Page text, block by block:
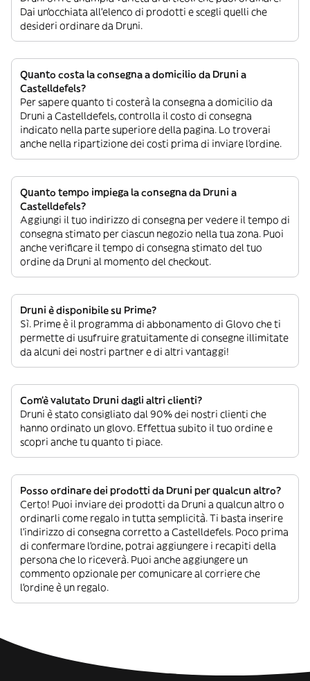
Dai un’occhiata all’elenco di prodotti e scegli quelli che
desideri ordinare da Druni.
Quanto costa la consegna a domicilio da Druni a
Castelldefels?
Per sapere quanto ti costerà la consegna a domicilio da
Druni a Castelldefels, controlla il costo di consegna
indicato nella parte superiore della pagina. Lo troverai
anche nella ripartizione dei costi prima di inviare l’ordine.
Quanto tempo impiega la consegna da Druni a
Castelldefels?
Aggiungi il tuo indirizzo di consegna per vedere il tempo di
consegna stimato per ciascun negozio nella tua zona. Puoi
anche verificare il tempo di consegna stimato del tuo
ordine da Druni al momento del checkout.
Druni è disponibile su Prime?
Sì. Prime è il programma di abbonamento di Glovo che ti
permette di usufruire gratuitamente di consegne illimitate
da alcuni dei nostri partner e di altri vantaggi!
Com’è valutato Druni dagli altri clienti?
Druni è stato consigliato dal 90% dei nostri clienti che
hanno ordinato un glovo. Effettua subito il tuo ordine e
scopri anche tu quanto ti piace.
Posso ordinare dei prodotti da Druni per qualcun altro?
Certo! Puoi inviare dei prodotti da Druni a qualcun altro o
ordinarli come regalo in tutta semplicità. Ti basta inserire
l’indirizzo di consegna corretto a Castelldefels. Poco prima
di confermare l’ordine, potrai aggiungere i recapiti della
persona che lo riceverà. Puoi anche aggiungere un
commento opzionale per comunicare al corriere che
l’ordine è un regalo.